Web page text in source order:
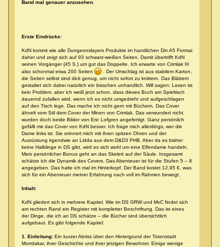
Band mal genauer anzusehen.
Erste Eindrücke:
KdN kommt wie alle Dungeonslayers Produkte im handlichen Din A5 Format
daher und zeigt sich auf 93 schwarz-weißen Seiten. Damit übertrifft KdN
seinen Vorgänger (45 S.) um gut das Doppelte. Ich erwarte von Crimlak III
also schonmal etwa 200 Seiten
. Der Umschlag ist aus stabilem Karton,
die Seiten selbst sind dick genug, um nicht sofort zu knittern. Das Blättern
gestaltet sich dabei natürlich ein bisschen unhandlich. Will sagen: Lesen ist
kein Problem, aber ich weiß jetzt schon, dass dieses Buch am Spieltisch
dauernd zufallen wird, wenn ich es nicht umgedreht und aufgeschlagen
auf den Tisch lege. Das mache ich nicht gern mit Büchern. Das Cover
ähnelt vom Stil dem Cover der Minen von Crimlak. Das verwundert nicht,
wurden doch beide Bilder von Eric Lofgren angefertigt. Ganz persönlich
gefällt mir das Cover von KdN besser. Ich frage mich allerdings, wer die
Dame links ist. Sie erinnert mich mit ihren spitzen Ohren und der
Ausrüstung irgendwie an Lidda aus dem D&D3 PHB. Aber da es bisher
keine Halblinge in DS gibt, wird es sich wohl um eine Elfendame handeln.
Mein persönlicher Bonus geht an das Skelett auf der Säule. Insgesamt
schätze ich die Dynamik des Covers. Das Abenteuer ist für die Stufen 5 – 8
angegeben. Das halte ich mal im Hinterkopf. Der Band kostet 12,95 €, was
sich für ein Abenteuer meiner Erfahrung nach voll im Rahmen bewegt.
Inhalt:
KdN gliedert sich in mehrere Kapitel. Wie im DS GRW und MvC findet sich
am rechten Rand ein Register mit kompletter Beschriftung. Das ist eines
der Dinge, die ich an DS schätze – die Bücher sind übersichtlich
aufgebaut. Es gibt folgende Kapitel:
1. Einleitung:Ein kurzer Abriss über den Hintergrund der Totenstadt
Morrdakar, ihrer Geschichte und ihrer jetzigen Bewohner. Einige wenige